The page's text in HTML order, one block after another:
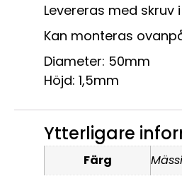
Levereras med
Kan monteras
Diameter: 50mm
Höjd: 1,5mm
Ytterligare
Färg